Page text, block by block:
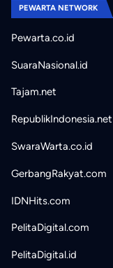
PEWARTA NETWORK
Pewarta.co.id
SuaraNasional.id
Tajam.net
RepublikIndonesia.net
SwaraWarta.co.id
GerbangRakyat.com
IDNHits.com
PelitaDigital.com
PelitaDigital.id